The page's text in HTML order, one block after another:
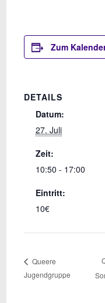
Zum
DETAILS
Datum:
27. Juli
Zeit:
10:50 - 17:00
Eintritt:
10€
Queere
Jugendgruppe